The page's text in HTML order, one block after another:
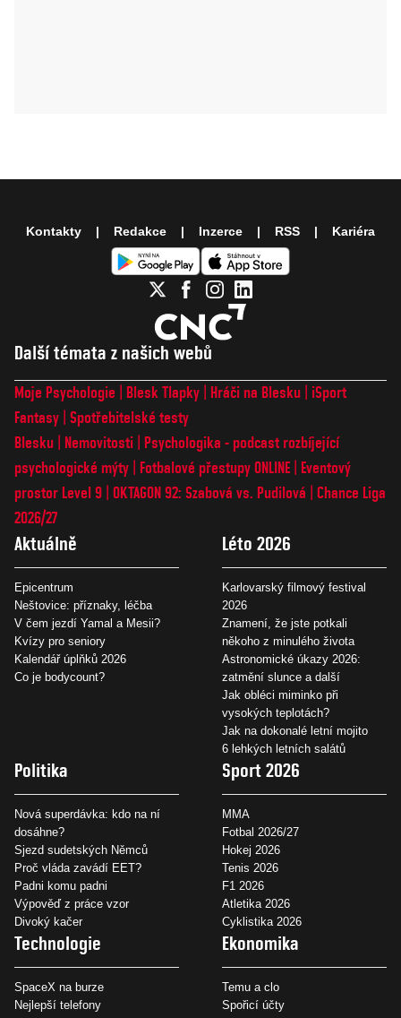
Další témata z našich webů
Moje Psychologie Blesk Tlapky Hráči na Blesku
iSport
Fantasy Spotřebitelské testy
Blesku
Nemovitosti
Psychologika - podcast rozbíjející
psychologické mýty
Fotbalové přestupy ONLINE
Eventový
prostor Level 9 OKTAGON 92: Szabová vs. Pudilová
Chance Liga
2026/27
Aktuálně
Epicentrum
Neštovice: příznaky, léčba
V čem jezdí Yamal a Mesii?
Kvízy pro seniory
Kalendář úplňků 2026
Co je bodycount?
Léto 2026
Karlovarský filmový festival
2026
Znamení, že jste potkali
někoho z minulého života
Astronomické úkazy 2026:
zatmění slunce a další
Jak obléci miminko při
vysokých teplotách?
Jak na dokonalé letní mojito
6 lehkých letních salátů
Politika
Nová superdávka: kdo na ní
dosáhne?
Sjezd sudetských Němců
Proč vláda zavádí EET?
Padni komu padni
Výpověď z práce vzor
Divoký kačer
Sport 2026
MMA
Fotbal 2026/27
Hokej 2026
Tenis 2026
F1 2026
Atletika 2026
Cyklistika 2026
Technologie
SpaceX na burze
Nejlepší telefony
Ekonomika
Temu a clo
Spořicí účty
Kontakty Redakce Inzerce RSS Kariéra